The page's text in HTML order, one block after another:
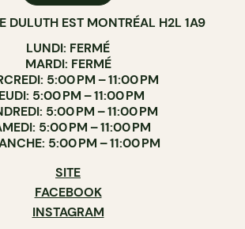
DULUTH EST MONTRÉAL H2L 1A9
LUNDI: FERMÉ
MARDI: FERMÉ
5:00 PM – 11:00 PM
5:00 PM – 11:00 PM
5:00 PM – 11:00 PM
5:00 PM – 11:00 PM
5:00 PM – 11:00 PM
SITE
FACEBOOK
INSTAGRAM